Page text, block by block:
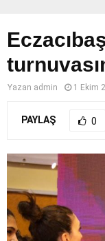
Yazan admin 1 Ekim
PAYLAŞ 0